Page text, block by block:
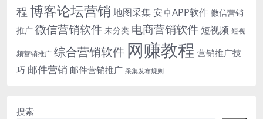
程博客论坛营销 地图采集安卓APP软件 微信营销
推广 微信营销软件 未分类 电商营销软件短视频 短视
频营销推广 综合营销软件 网赚教程 营销推广技
巧 邮件营销 邮件营销推广 采集发布规则
搜索